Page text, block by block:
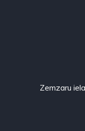
Zemzaru